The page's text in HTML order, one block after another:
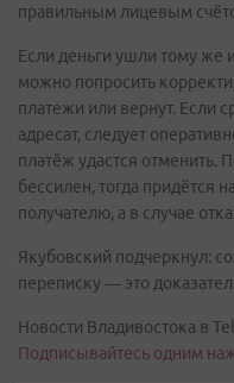
правильным лицевым
Если деньги ушли тому же
можно попросить
платежи или вернут. Если
адресат, следует
платёж удастся отменить.
бессилен, тогда придётся
получателю, а в случае
Якубовский подчеркнул:
переписку — это
Новости Владивостока в
Подписывайтесь одним